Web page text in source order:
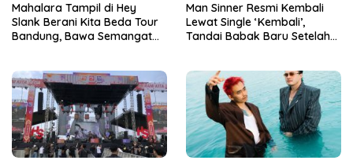
Mahalara Tampil di Hey
Slank Berani Kita Beda Tour
Bandung, Bawa Semangat
Man Sinner Resmi Kembali
Lewat Single ‘Kembali’,
Tandai Babak Baru Setelah